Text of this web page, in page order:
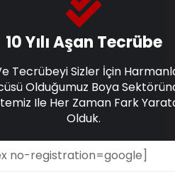
10 Yılı Aşan Tecrübe
Tecrübeyi Sizler İçin
Olduğumuz Boya
Ile Her Zaman Fark
Olduk.
no-registration=google]